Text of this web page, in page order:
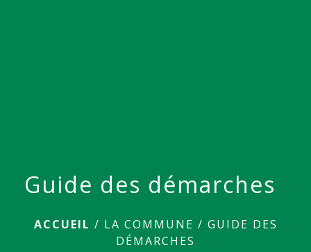
Guide des démarches
ACCUEIL / LA COMMUNE / GUIDE DES
DÉMARCHES